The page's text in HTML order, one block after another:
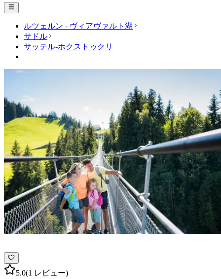
ルツェルン - ヴィアヴァルト湖
サドル
サッテル-ホクストゥクリ
5.0(1 レビュー)